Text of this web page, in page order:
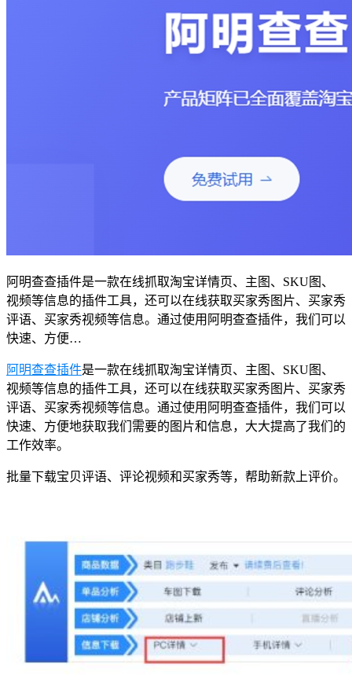
阿明查查插件是一款在线抓取淘宝详情页、主图、SKU图、
视频等信息的插件工具，还可以在线获取买家秀图片、买家秀
评语、买家秀视频等信息。通过使用阿明查查插件，我们可以
快速、方便…
阿明查查插件是一款在线抓取淘宝详情页、主图、SKU图、
视频等信息的插件工具，还可以在线获取买家秀图片、买家秀
评语、买家秀视频等信息。通过使用阿明查查插件，我们可以
快速、方便地获取我们需要的图片和信息，大大提高了我们的
工作效率。
批量下载宝贝评语、评论视频和买家秀等，帮助新款上评价。